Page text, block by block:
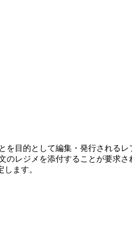
を目的として編集・発行される
のレジメを添付することが要求
ます。